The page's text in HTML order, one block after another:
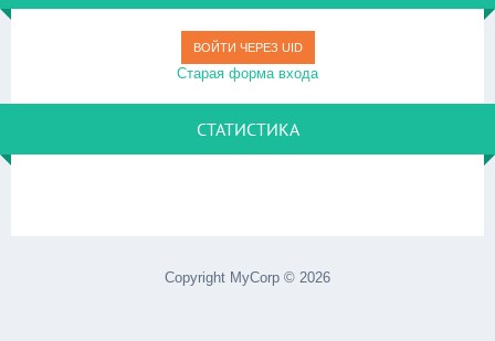
ВОЙТИ ЧЕРЕЗ UID
Старая форма входа
СТАТИСТИКА
Copyright MyCorp © 2026